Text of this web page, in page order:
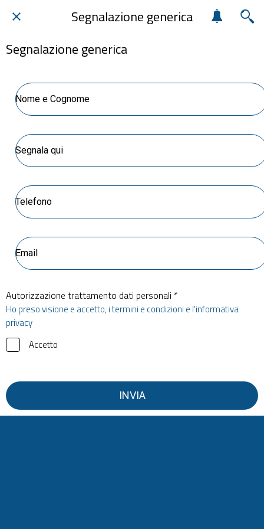
Segnalazione generica
Segnalazione generica
Autorizzazione trattamento dati personali *
Ho preso visione e accetto, i termini e condizioni e l'informativa
privacy
Accetto
INVIA